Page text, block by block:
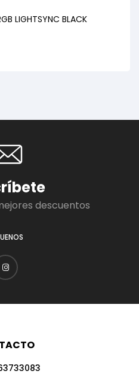
LIGHTSYNC BLACK
descuentos